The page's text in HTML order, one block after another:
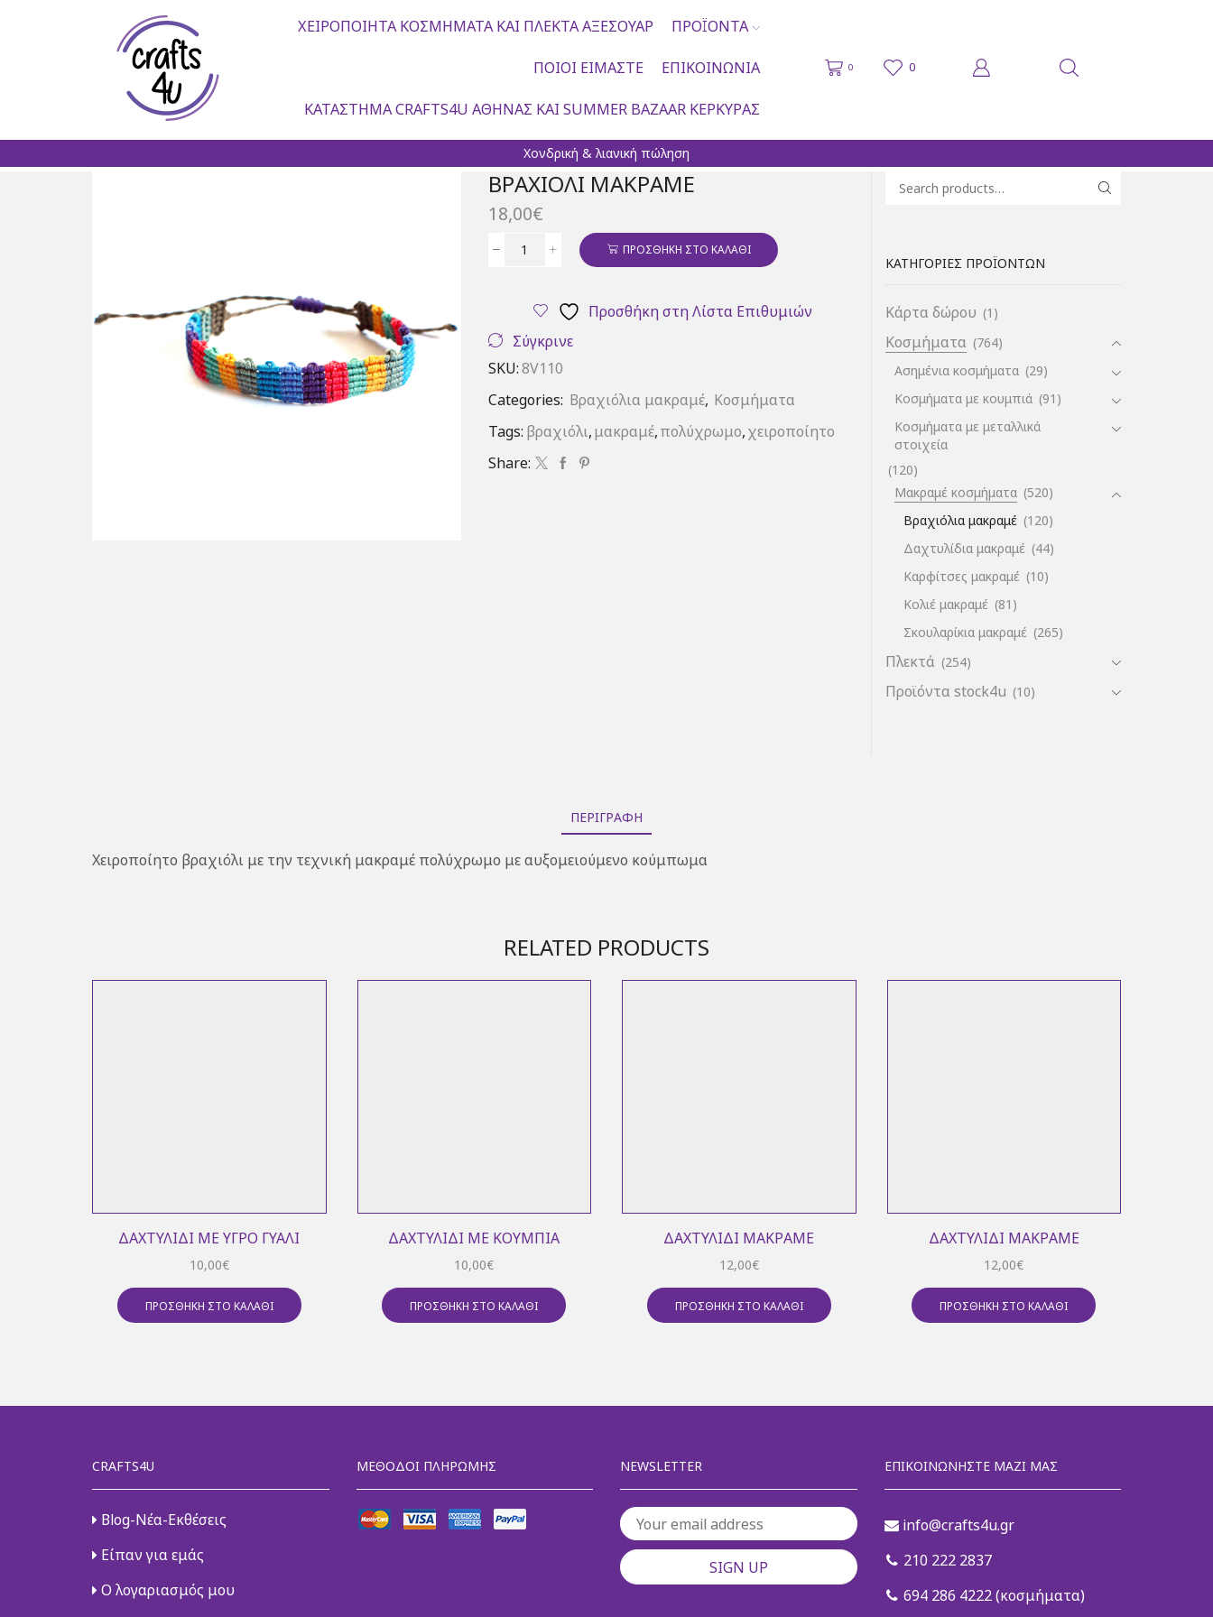
ΧΕΙΡΟΠΟΊΗΤΑ ΚΟΣΜΉΜΑΤΑ ΚΑΙ ΠΛΕΚΤΆ ΑΞΕΣΟΥΆΡ ΠΡΟΪΌΝΤΑ
ΠΟΙΟΙ ΕΊΜΑΣΤΕ ΕΠΙΚΟΙΝΩΝΊΑ
ΚΑΤΆΣΤΗΜΑ CRAFTS4U ΑΘΉΝΑΣ ΚΑΙ SUMMER BAZAAR ΚΈΡΚΥΡΑΣ
0 0
Χονδρική & λιανική πώληση
ΒΡΑΧΙΌΛΙ ΜΑΚΡΑΜΈ
18,00€
Βραχιόλι
ΠΡΟΣΘΉΚΗ ΣΤΟ ΚΑΛΆΘΙ
Προσθήκη στη Λίστα Επιθυμιών
Σύγκρινε
SKU:8V110
Categories: Βραχιόλια μακραμέ, Κοσμήματα
Tags: βραχιόλι,μακραμέ,πολύχρωμο,χειροποίητο
Share:
Search for: SEARCH
ΚΑΤΗΓΟΡΊΕΣ ΠΡΟΪΌΝΤΩΝ
Κάρτα δώρου (1)
Κοσμήματα (764)
Ασημένια κοσμήματα (29)
Κοσμήματα με κουμπιά (91)
Κοσμήματα με μεταλλικά
στοιχεία
(120)
Μακραμέ κοσμήματα (520)
Βραχιόλια μακραμέ (120)
Δαχτυλίδια μακραμέ (44)
Καρφίτσες μακραμέ (10)
Κολιέ μακραμέ (81)
Σκουλαρίκια μακραμέ (265)
Πλεκτά (254)
Προϊόντα stock4u (10)
ΠΕΡΙΓΡΑΦΉ
Χειροποίητο βραχιόλι με την τεχνική μακραμέ πολύχρωμο με αυξομειούμενο κούμπωμα
RELATED PRODUCTS
ΔΑΧΤΥΛΊΔΙ ΜΕ ΥΓΡΌ ΓΥΑΛΊ
10,00€
ΠΡΟΣΘΉΚΗ ΣΤΟ ΚΑΛΆΘΙ
ΔΑΧΤΥΛΊΔΙ ΜΕ ΚΟΥΜΠΙΆ
10,00€
ΠΡΟΣΘΉΚΗ ΣΤΟ ΚΑΛΆΘΙ
ΔΑΧΤΥΛΊΔΙ ΜΑΚΡΑΜΈ
12,00€
ΠΡΟΣΘΉΚΗ ΣΤΟ ΚΑΛΆΘΙ
ΔΑΧΤΥΛΊΔΙ ΜΑΚΡΑΜΈ
12,00€
ΠΡΟΣΘΉΚΗ ΣΤΟ ΚΑΛΆΘΙ
CRAFTS4U
Blog-Νέα-Εκθέσεις
Είπαν για εμάς
Ο λογαριασμός μου
ΜΈΘΟΔΟΙ ΠΛΗΡΩΜΉΣ NEWSLETTER ΕΠΙΚΟΙΝΩΝΉΣΤΕ ΜΑΖΊ ΜΑΣ
info@crafts4u.gr
210 222 2837
694 286 4222 (κοσμήματα)